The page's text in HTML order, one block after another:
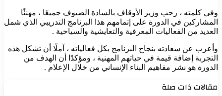
وفي كلمته ، رحب وزير الأوقاف بالسادة الضيوف جميعًا ، مهنئًا
المشاركين في الدورة على إتمامهم هذا البرنامج التدريبي الذي شمل
العديد من الفعاليات المعرفية والتعايشية والسياحية .
وأعرب عن سعادته بنجاح البرنامج بكل فعالياته ، آملًا أن تشكل هذه
التجربة إضافة قيمة في حياتهم المهنية ، ومؤكدًا أن الهدف من
الدورة هو نشر مفاهيم البناء الإنساني من خلال الإعلام .
مقالات ذات صلة